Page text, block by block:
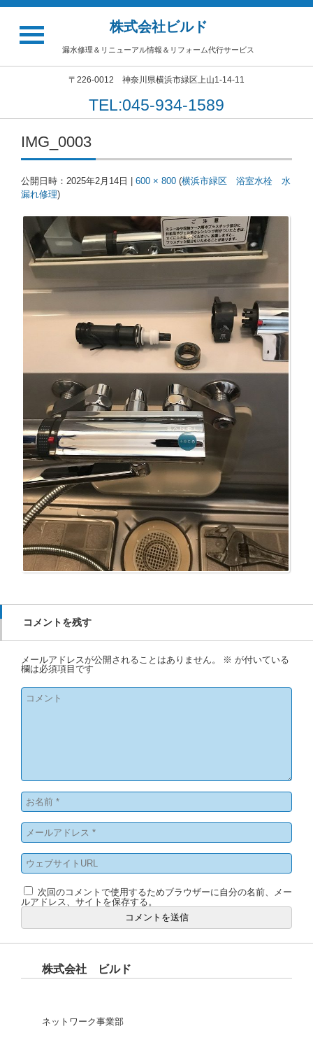
株式会社ビルド
漏水修理＆リニューアル情報＆リフォーム代行サービス
〒226-0012 神奈川県横浜市緑区上山1-14-11
TEL:045-934-1589
IMG_0003
公開日時： 2025年2月14日 600 × 800 (横浜市緑区 浴室水栓 水
漏れ修理)
コメントを残す
メールアドレスが公開されることはありません。 ※ が付いている
欄は必須項目です
次回のコメントで使用するためブラウザーに自分の名前、メー
ルアドレス、サイトを保存する。
株式会社 ビルド
ネットワーク事業部